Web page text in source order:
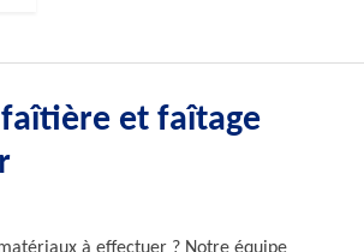
et faîtage